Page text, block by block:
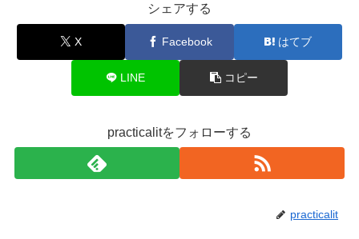
シェアする
X Facebook はてブ
LINE コピー
practicalitをフォローする
practicalit